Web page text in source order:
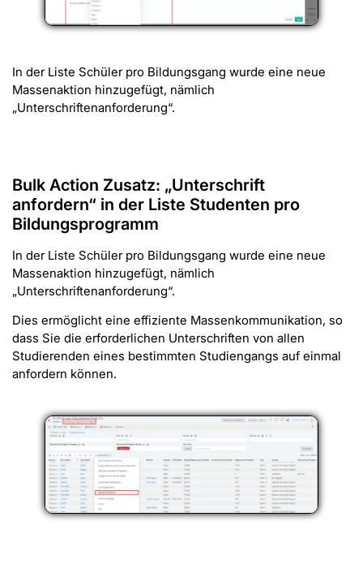
In der Liste Schüler pro Bildungsgang wurde eine neue
Massenaktion hinzugefügt, nämlich
„Unterschriftenanforderung“.
Bulk Action Zusatz: „Unterschrift
anfordern“ in der Liste Studenten pro
Bildungsprogramm
In der Liste Schüler pro Bildungsgang wurde eine neue
Massenaktion hinzugefügt, nämlich
„Unterschriftenanforderung“.
Dies ermöglicht eine effiziente Massenkommunikation, so
dass Sie die erforderlichen Unterschriften von allen
Studierenden eines bestimmten Studiengangs auf einmal
anfordern können.